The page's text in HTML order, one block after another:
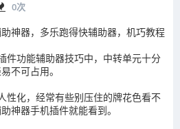
0次
神器，多乐跑得快辅助器，机巧教程
件功能辅助器技巧中，中转单元十分
不可占用。
性化，经常有些别压住的牌花色看不
神器手机插件就能看到。